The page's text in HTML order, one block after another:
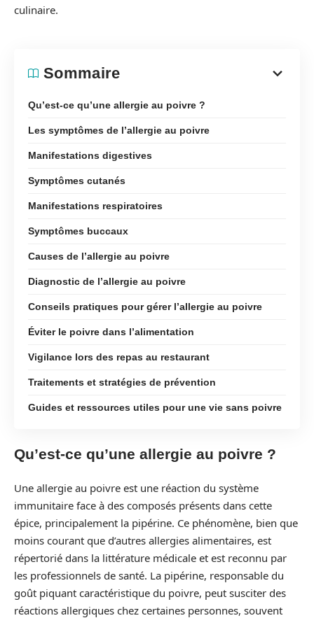
culinaire.
Sommaire
Qu’est-ce qu’une allergie au poivre ?
Les symptômes de l’allergie au poivre
Manifestations digestives
Symptômes cutanés
Manifestations respiratoires
Symptômes buccaux
Causes de l’allergie au poivre
Diagnostic de l’allergie au poivre
Conseils pratiques pour gérer l’allergie au poivre
Éviter le poivre dans l’alimentation
Vigilance lors des repas au restaurant
Traitements et stratégies de prévention
Guides et ressources utiles pour une vie sans poivre
Qu’est-ce qu’une allergie au poivre ?
Une allergie au poivre est une réaction du système
immunitaire face à des composés présents dans cette
épice, principalement la pipérine. Ce phénomène, bien que
moins courant que d’autres allergies alimentaires, est
répertorié dans la littérature médicale et est reconnu par
les professionnels de santé. La pipérine, responsable du
goût piquant caractéristique du poivre, peut susciter des
réactions allergiques chez certaines personnes, souvent